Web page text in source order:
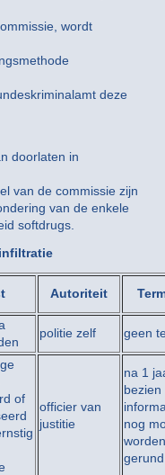
wordt
deze
doorlaten in
van de commissie zijn
van de enkele
softdrugs.
Autoriteit
politie zelf geen
of
officier van
justitie
na 1
bezien
nog
worden
gerund